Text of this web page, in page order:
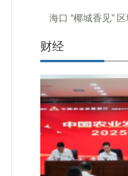
海口 “椰城香见”
财经